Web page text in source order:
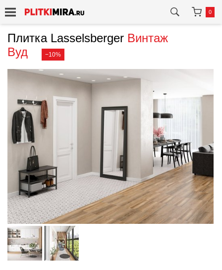
0
Плитка Lasselsberger Винтаж
Вуд
−10%